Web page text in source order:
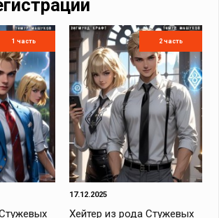
1 часть 2 часть
17.12.2025
Хейтер из рода Стужевых